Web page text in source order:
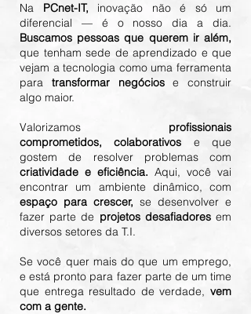
Na PCnet-IT, inovação não é só um
diferencial — é o nosso dia a dia.
Buscamos pessoas que querem ir além,
que tenham sede de aprendizado e que
vejam a tecnologia como uma ferramenta
para transformar negóciose construir
algo maior.
Valorizamos profissionais
comprometidos, colaborativos e que
gostem de resolver problemas com
criatividade e eficiência. Aqui, você vai
encontrar um ambiente dinâmico, com
espaço para crescer, se desenvolver e
fazer parte de projetos desafiadoresem
diversos setores da T.I.
Se você quer mais do que um emprego,
e está pronto para fazer parte de um time
que entrega resultado de verdade, vem
com a gente.